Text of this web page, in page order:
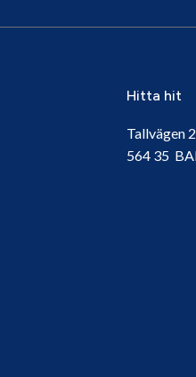
Hitta hit
Tallvägen 2
564 35